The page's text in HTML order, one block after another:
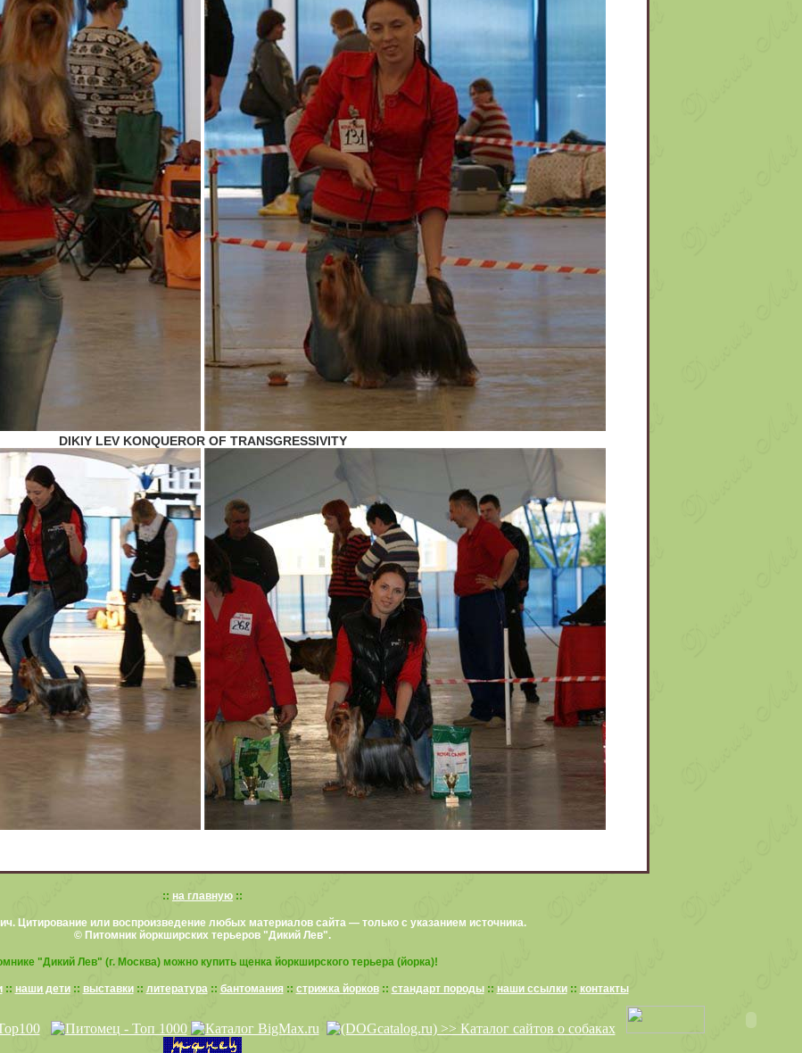
DIKIY LEV KONQUEROR OF TRANSGRESSIVITY
:: на главную ::
Цитирование или воспроизведение любых материалов сайта — только с указанием источника.
© Питомник йоркширских терьеров "Дикий Лев".
"Дикий Лев" (г. Москва) можно купить щенка йоркширского терьера (йорка)!
:: наши дети:: выставки:: литература:: бантомания :: стрижка йорков:: стандарт породы:: наши ссылки:: контакты